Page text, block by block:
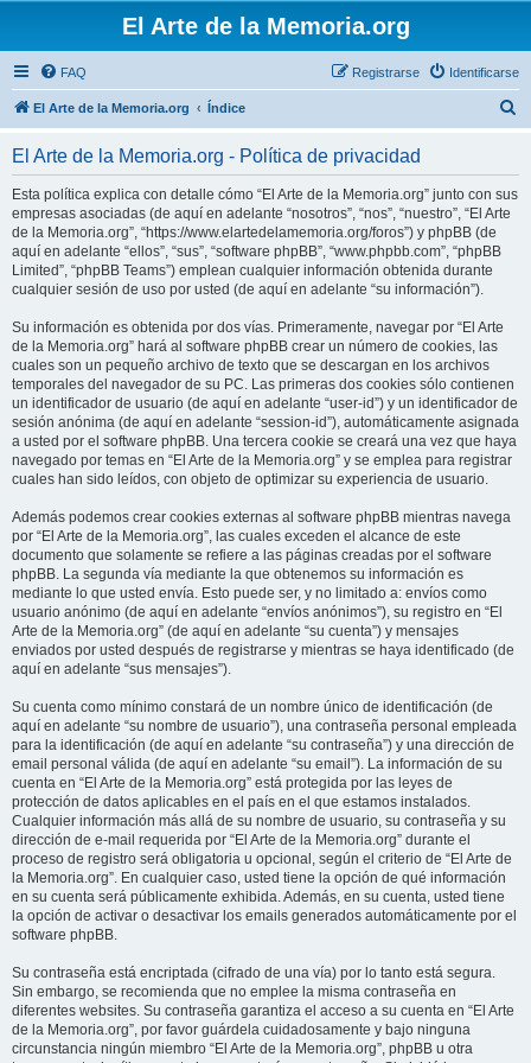
El Arte de la Memoria.org
FAQ Identificarse
Registrarse
El Arte de la Memoria.org Índice
El Arte de la Memoria.org - Política de privacidad
Esta política explica con detalle cómo “El Arte de la Memoria.org” junto con sus
empresas asociadas (de aquí en adelante “nosotros”, “nos”, “nuestro”, “El Arte
de la Memoria.org”, “https://www.elartedelamemoria.org/foros”) y phpBB (de
aquí en adelante “ellos”, “sus”, “software phpBB”, “www.phpbb.com”, “phpBB
Limited”, “phpBB Teams”) emplean cualquier información obtenida durante
cualquier sesión de uso por usted (de aquí en adelante “su información”).
Su información es obtenida por dos vías. Primeramente, navegar por “El Arte
de la Memoria.org” hará al software phpBB crear un número de cookies, las
cuales son un pequeño archivo de texto que se descargan en los archivos
temporales del navegador de su PC. Las primeras dos cookies sólo contienen
un identificador de usuario (de aquí en adelante “user-id”) y un identificador de
sesión anónima (de aquí en adelante “session-id”), automáticamente asignada
a usted por el software phpBB. Una tercera cookie se creará una vez que haya
navegado por temas en “El Arte de la Memoria.org” y se emplea para registrar
cuales han sido leídos, con objeto de optimizar su experiencia de usuario.
Además podemos crear cookies externas al software phpBB mientras navega
por “El Arte de la Memoria.org”, las cuales exceden el alcance de este
documento que solamente se refiere a las páginas creadas por el software
phpBB. La segunda vía mediante la que obtenemos su información es
mediante lo que usted envía. Esto puede ser, y no limitado a: envíos como
usuario anónimo (de aquí en adelante “envíos anónimos”), su registro en “El
Arte de la Memoria.org” (de aquí en adelante “su cuenta”) y mensajes
enviados por usted después de registrarse y mientras se haya identificado (de
aquí en adelante “sus mensajes”).
Su cuenta como mínimo constará de un nombre único de identificación (de
aquí en adelante “su nombre de usuario”), una contraseña personal empleada
para la identificación (de aquí en adelante “su contraseña”) y una dirección de
email personal válida (de aquí en adelante “su email”). La información de su
cuenta en “El Arte de la Memoria.org” está protegida por las leyes de
protección de datos aplicables en el país en el que estamos instalados.
Cualquier información más allá de su nombre de usuario, su contraseña y su
dirección de e-mail requerida por “El Arte de la Memoria.org” durante el
proceso de registro será obligatoria u opcional, según el criterio de “El Arte de
la Memoria.org”. En cualquier caso, usted tiene la opción de qué información
en su cuenta será públicamente exhibida. Además, en su cuenta, usted tiene
la opción de activar o desactivar los emails generados automáticamente por el
software phpBB.
Su contraseña está encriptada (cifrado de una vía) por lo tanto está segura.
Sin embargo, se recomienda que no emplee la misma contraseña en
diferentes websites. Su contraseña garantiza el acceso a su cuenta en “El Arte
de la Memoria.org”, por favor guárdela cuidadosamente y bajo ninguna
circunstancia ningún miembro “El Arte de la Memoria.org”, phpBB u otra